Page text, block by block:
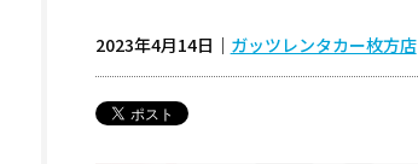
2023年4月14日 ｜ ガッツレンタカー枚方店